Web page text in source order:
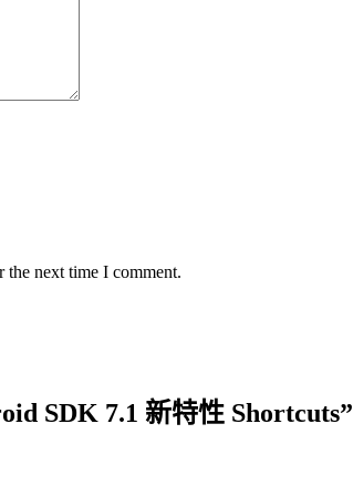
the next time I comment.
SDK 7.1 新特性 Shortcuts”